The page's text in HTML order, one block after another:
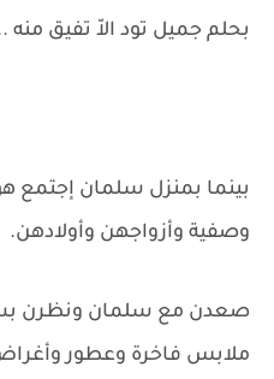
بحلم جميل تود الاّ تفيق منه
بينما بمنزل سلمان إجتمع
وصفية وأزواجهن وأولادهن.
صعدن مع سلمان ونظرن
ملابس فاخرة وعطور